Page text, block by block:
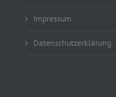
Impressum
Datenschutzerklärung